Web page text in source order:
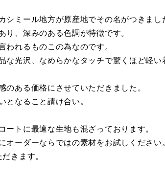
ミール地方が原産地でその名がつきまし
り、深みのある色調が特徴です。
われるものこの為なのです。
な光沢、なめらかなタッチで驚くほど軽い
ある価格にさせていただきました。
となること請け合い。
トに最適な生地も混ざっております。
ーダーならではの素材をお試しください
きます。